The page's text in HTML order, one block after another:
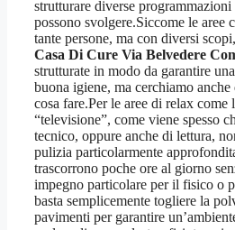
strutturare diverse
possono svolgere.Siccome le aree
tante persone, ma con diversi
Casa Di Cure Via Belvedere
strutturate in modo da garantire
buona igiene, ma cerchiamo
cosa fare.Per le aree di relax come
“televisione”, come viene spesso
tecnico, oppure anche di lettura,
pulizia particolarmente
trascorrono poche ore al giorno
impegno particolare per il fisico o
basta semplicemente togliere la
pavimenti per garantire